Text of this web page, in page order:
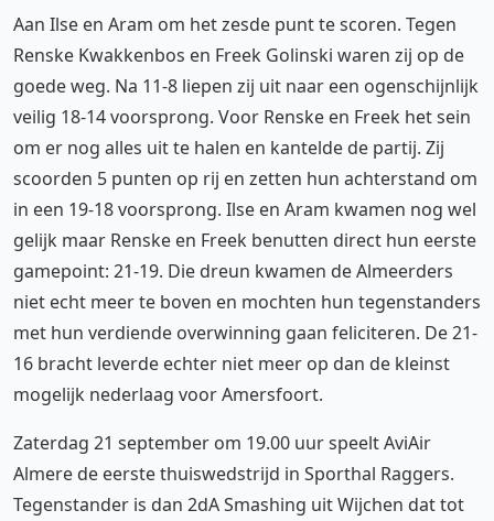
Aan Ilse en Aram om het zesde punt te scoren. Tegen
Renske Kwakkenbos en Freek Golinski waren zij op de
goede weg. Na 11-8 liepen zij uit naar een ogenschijnlijk
veilig 18-14 voorsprong. Voor Renske en Freek het sein
om er nog alles uit te halen en kantelde de partij. Zij
scoorden 5 punten op rij en zetten hun achterstand om
in een 19-18 voorsprong. Ilse en Aram kwamen nog wel
gelijk maar Renske en Freek benutten direct hun eerste
gamepoint: 21-19. Die dreun kwamen de Almeerders
niet echt meer te boven en mochten hun tegenstanders
met hun verdiende overwinning gaan feliciteren. De 21-
16 bracht leverde echter niet meer op dan de kleinst
mogelijk nederlaag voor Amersfoort.
Zaterdag 21 september om 19.00 uur speelt AviAir
Almere de eerste thuiswedstrijd in Sporthal Raggers.
Tegenstander is dan 2dA Smashing uit Wijchen dat tot